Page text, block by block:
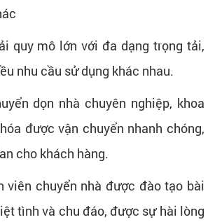
quy mô lớn với đa dạng trọng tải,
nhu cầu sử dụng khác nhau.
dọn nhà chuyên nghiệp, khoa
được vận chuyển nhanh chóng,
cho khách hàng.
chuyển nhà được đào tạo bài
tình và chu đáo, được sự hài lòng